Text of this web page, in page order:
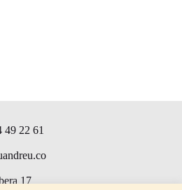
49 22 61
17